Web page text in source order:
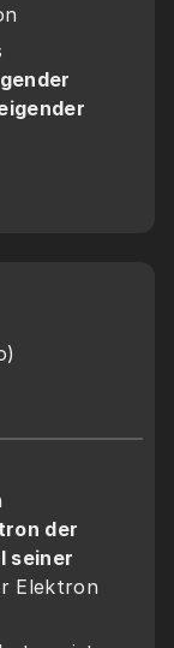
der
seiner
Elektron